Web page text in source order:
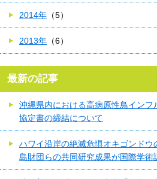
2014年 （5）
2013年 （6）
最新の記事
沖縄県内における高病原性鳥イン
協定書の締結について
ハワイ沿岸の絶滅危惧オキゴンド
島財団らの共同研究成果が国際学術